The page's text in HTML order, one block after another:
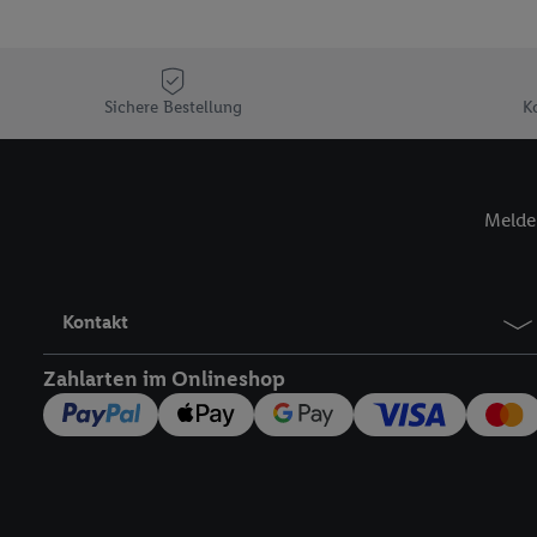
Sichere Bestellung
Kontakt
Zahlarten im Onlineshop
Sofern Sie hier Ihre
Verantwortlichkeit mit
zu erstellen (die
können, um Sie in von
Adresse in
Zudem erlauben Sie
den Lidl-Diensten
Wenn das der Fall ist,
Kundenkonto-
werden, damit wir
Nutzung der Utiq-
widerrufen - jederzeit